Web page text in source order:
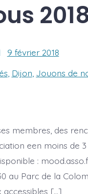
9 février 2018
Dijon Jouons de
membres, des
een moins de
:
au Parc de la
[…]